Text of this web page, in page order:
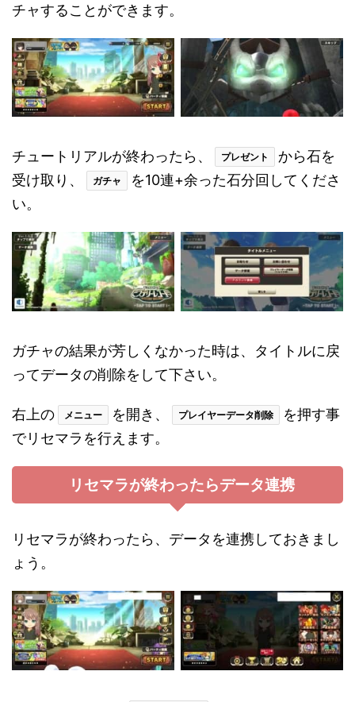
チャすることができます。
チュートリアルが終わったら、 プレゼント
から石を
受け取り、
ガチャ
を10連+余った石分回してくださ
い。
ガチャの結果が芳しくなかった時は、タイトルに戻
ってデータの削除をして下さい。
右上の メニュー を開き、 プレイヤーデータ削除
を押す事
でリセマラを行えます。
リセマラが終わったらデータ連携
リセマラが終わったら、データを連携しておきまし
ょう。